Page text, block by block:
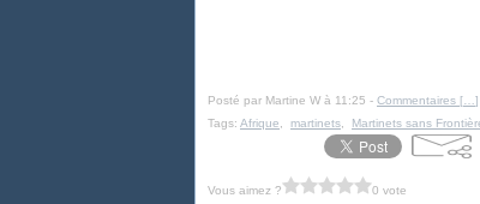
Posté par Martine W à 11:25 - Commentaires [ ]
Tags: Afrique martinets Martinets sans
Vous aimez ? 0 vote